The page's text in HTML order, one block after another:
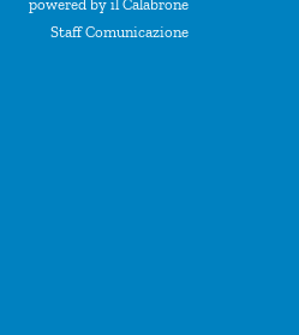
powered by il Calabrone
Staff Comunicazione